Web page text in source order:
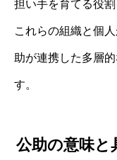
担い手を育てる役割
これらの組織と個
助が連携した多層
す。
公助の意味と